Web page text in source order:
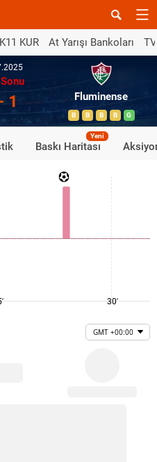
KUR At Yarışı Bankoları
1 Fluminense
B B B B G
Baskı Haritası
Yeni
30'
GMT +00:00